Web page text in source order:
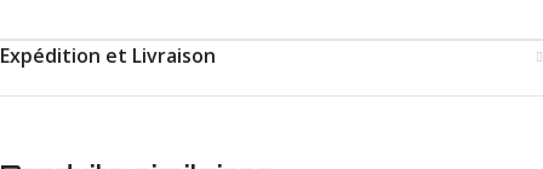
Expédition et Livraison